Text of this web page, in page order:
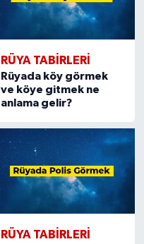
RÜYA TABIRLERI
Rüyada köy görmek
ve köye gitmek ne
anlama gelir?
RÜYA TABIRLERI